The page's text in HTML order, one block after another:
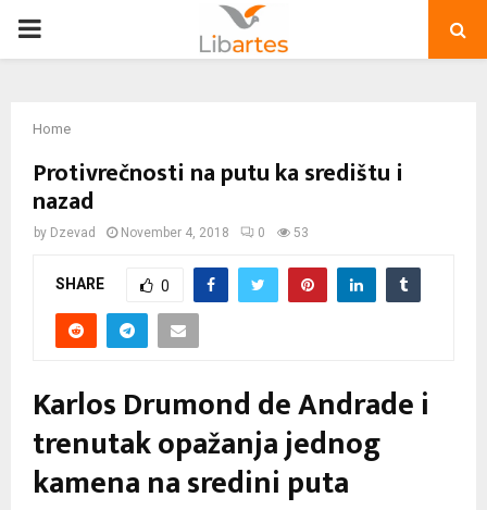
PRIMARY
Home
Protivrečnosti na putu ka središtu i
nazad
by Dzevad November 4, 2018 0 53
SHARE 0
Karlos Drumond de Andrade i
trenutak opažanja jednog
kamena na sredini puta